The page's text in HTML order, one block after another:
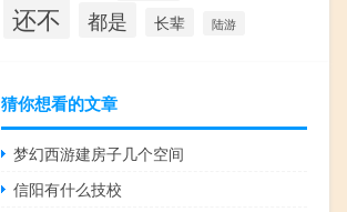
还不 都是 长辈 陆游
猜你想看的文章
梦幻西游建房子几个空间
信阳有什么技校